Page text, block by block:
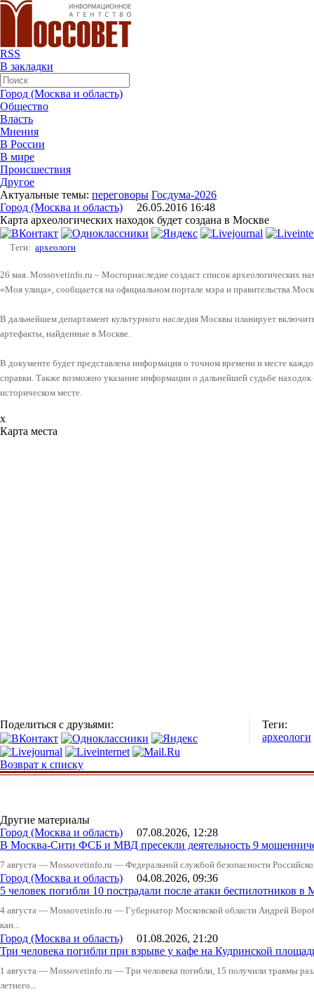
RSS
В закладки
Город (Москва и область)
Общество
Власть
Мнения
В России
В мире
Происшествия
Другое
Актуальные темы: переговоры Госдума-2026
Город (Москва и область) 26.05.2016 16:48
Карта археологических находок будет создана в Москве
Теги: археологи
26 мая. Mossovetinfo.ru – Мосгорнаследие создаст список археологических
«Моя улица», сообщается на официальном портале мэра и правительства
В дальнейшем департамент культурного наследия Москвы планирует
артефакты, найденные в Москве.
В документе будет представлена информация о точном времени и месте
справки. Также возможно указание информации о дальнейшей судьбе
историческом месте.
x
Карта места
Поделиться с друзьями:
Теги:
археологи
Возврат к списку
Другие материалы
Город (Москва и область) 07.08.2026, 12:28
В Москва-Сити ФСБ и МВД пресекли деятельность 9
7 августа — Mossovetinfo.ru — Федеральной службой безопасности
Город (Москва и область) 04.08.2026, 09:36
5 человек погибли 10 пострадали после атаки беспилотников в
4 августа — Mossovetinfo.ru — Губернатор Московской области Андрей
кан...
Город (Москва и область) 01.08.2026, 21:20
Три человека погибли при взрыве у кафе на Кудринской
1 августа — Mossovetinfo.ru — Три человека погибли, 15 получили травмы
летнего...